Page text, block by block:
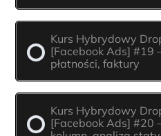
Kurs Hybrydowy
[Facebook Ads] #19
płatności, faktury
Kurs Hybrydowy
[Facebook Ads] #20